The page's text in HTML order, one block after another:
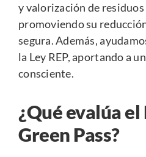
y valorización de
promoviendo su
segura. Además,
la Ley REP, aportando a
consciente.
¿Qué evalúa
Green Pass?